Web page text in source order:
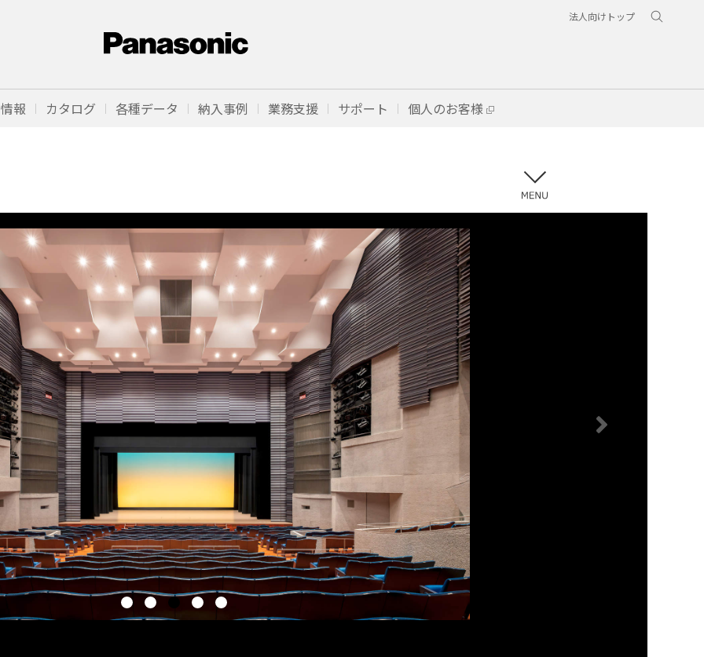
法人向けトップ
報 カタログ 各種データ 納入事例 業務支援 サポート 個人のお客様